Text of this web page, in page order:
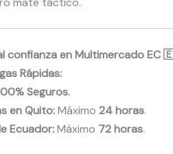
confianza en Multimercado EC
Rápidas:
Seguros.
en Quito:Máximo 24 horas.
Ecuador:Máximo 72 horas.